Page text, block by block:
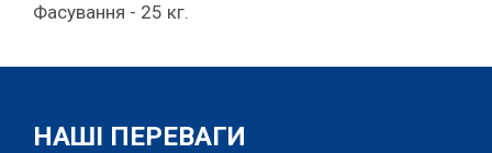
Фасування - 25 кг.
НАШІ ПЕРЕВАГИ